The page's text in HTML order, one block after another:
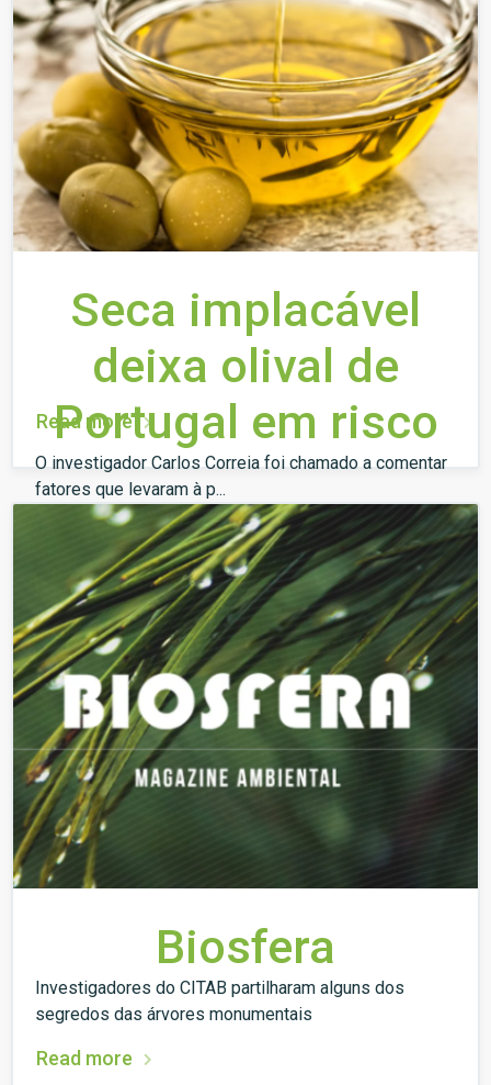
Seca implacável
deixa olival de
Portugal em risco
O investigador Carlos Correia foi chamado a comentar
fatores que levaram à p...
Read more
Biosfera
Investigadores do CITAB partilharam alguns dos
segredos das árvores monumentais
Read more